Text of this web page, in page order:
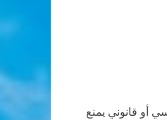
أو قانوني يمنع